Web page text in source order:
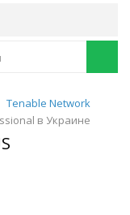
Tenable Network
в Украине